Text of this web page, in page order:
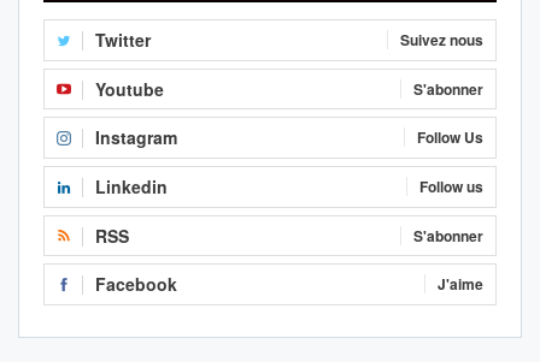
Twitter Suivez nous
Youtube S'abonner
Instagram Follow Us
Linkedin Follow us
RSS S'abonner
Facebook J'aime